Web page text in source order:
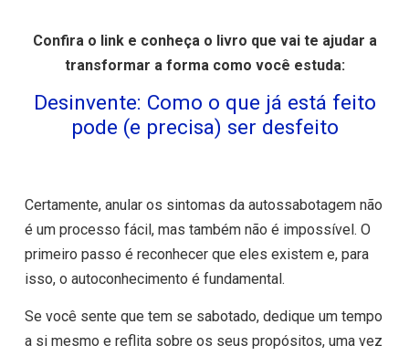
Confira o link e conheça o livro que vai te ajudar a
transformar a forma como você estuda:
Desinvente: Como o que já está feito
pode (e precisa) ser desfeito
Certamente, anular os sintomas da autossabotagem não
é um processo fácil, mas também não é impossível. O
primeiro passo é reconhecer que eles existem e, para
isso, o autoconhecimento é fundamental.
Se você sente que tem se sabotado, dedique um tempo
a si mesmo e reflita sobre os seus propósitos, uma vez